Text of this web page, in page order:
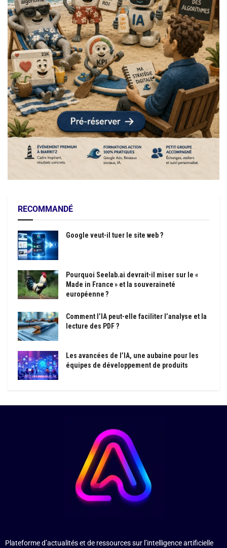
RECOMMANDÉ
Google veut-il tuer le site web ?
Pourquoi Seelab.ai devrait-il miser sur le «
Made in France » et la souveraineté
européenne ?
Comment l’IA peut-elle faciliter l’analyse et la
lecture des PDF ?
Les avancées de l’IA, une aubaine pour les
équipes de développement de produits
Plateforme d’actualités et de ressources sur l’intelligence artificielle